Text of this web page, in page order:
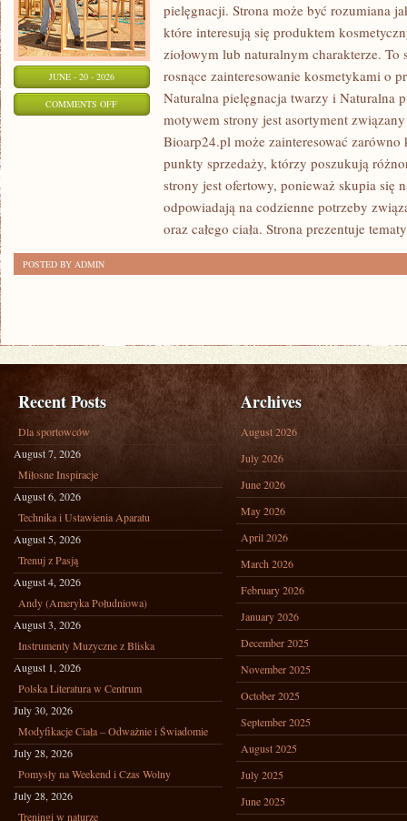
JUNE - 20 - 2026
COMMENTS OFFON
SKŁADNIKI
pielęgnacji. Strona może być rozumiana
które interesują się produktem
ziołowym lub naturalnym charakterze.
rosnące zainteresowanie kosmetykami o
Naturalna pielęgnacja twarzy i Naturalna
motywem strony jest asortyment
Bioarp24.pl może zainteresować
punkty sprzedaży, którzy poszukują
strony jest ofertowy, ponieważ skupia się
odpowiadają na codzienne potrzeby
oraz całego ciała. Strona prezentuje
POSTED BY ADMIN
Recent Posts
Dla sportowców
August 7, 2026
Miłosne Inspiracje
August 6, 2026
Technika i Ustawienia Aparatu
August 5, 2026
Trenuj z Pasją
August 4, 2026
Andy (Ameryka Południowa)
August 3, 2026
Instrumenty Muzyczne z Bliska
August 1, 2026
Polska Literatura w Centrum
July 30, 2026
Modyfikacje Ciała – Odważnie i Świadomie
July 28, 2026
Pomysły na Weekend i Czas Wolny
July 28, 2026
Treningi w naturze
Archives
August 2026
July 2026
June 2026
May 2026
April 2026
March 2026
February 2026
January 2026
December 2025
November 2025
October 2025
September 2025
August 2025
July 2025
June 2025